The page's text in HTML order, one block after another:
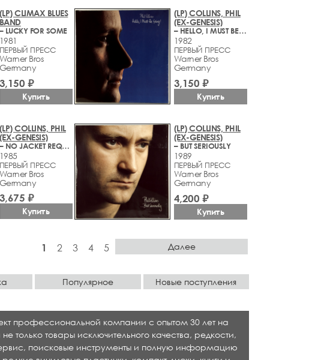
(LP) CLIMAX BLUES
BAND
– LUCKY FOR SOME
1981
ПЕРВЫЙ ПРЕСС
Warner Bros
Germany
3,150 ₽
Купить
(LP) COLLINS, PHIL
(EX-GENESIS)
– HELLO, I MUST BE GOING
1982
ПЕРВЫЙ ПРЕСС
Warner Bros
Germany
3,150 ₽
Купить
(LP) COLLINS, PHIL
(EX-GENESIS)
– NO JACKET REQUIRED
1985
ПЕРВЫЙ ПРЕСС
Warner Bros
Germany
3,675 ₽
Купить
(LP) COLLINS, PHIL
(EX-GENESIS)
– BUT SERIOUSLY
1989
ПЕРВЫЙ ПРЕСС
Warner Bros
Germany
4,200 ₽
Купить
Далее
1 2 3 4 5
Популярное Новые поступления
профессиональной компании с опытом 30 лет на
только товары исключительного качества, редкости,
поисковые инструменты и полную информацию